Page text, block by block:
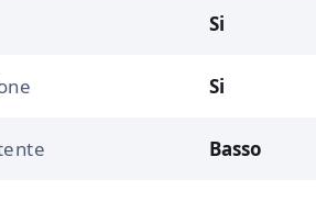
Si
Si
Basso